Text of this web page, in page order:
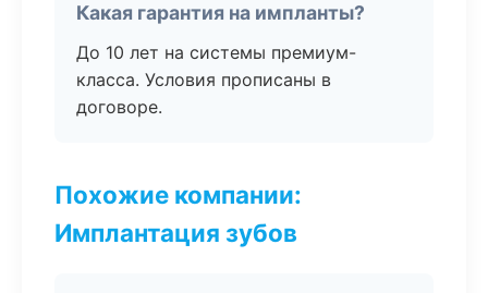
Какая гарантия на импланты?
До 10 лет на системы премиум-
класса. Условия прописаны в
договоре.
Похожие компании:
Имплантация зубов